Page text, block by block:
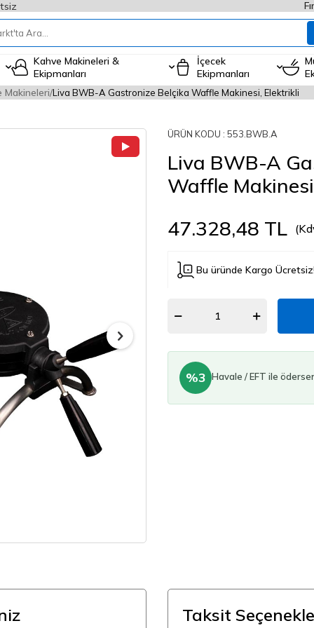
Kahve Makineleri &
Ekipmanları
İçecek
Ekipmanları
Makineleri Liva BWB-A Gastronize Belçika Waffle Makinesi, Elektrikli
ÜRÜN KODU : 553.BWB.A
Liva BWB-A
Waffle
47.328,48 TL
Bu üründe Kargo
%3 Havale / EFT ile
Taksit